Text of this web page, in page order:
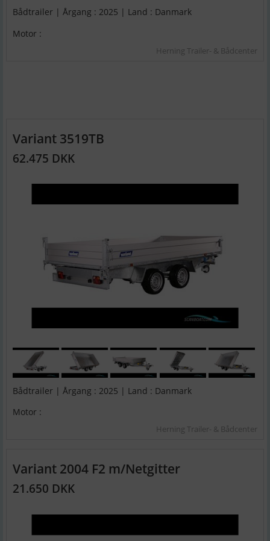
Bådtrailer | Årgang : 2025 | Land : Danmark
Motor :
Herning Trailer- & Bådcenter
Variant 3519TB
62.475 DKK
Bådtrailer | Årgang : 2025 | Land : Danmark
Motor :
Herning Trailer- & Bådcenter
Variant 2004 F2 m/Netgitter
21.650 DKK